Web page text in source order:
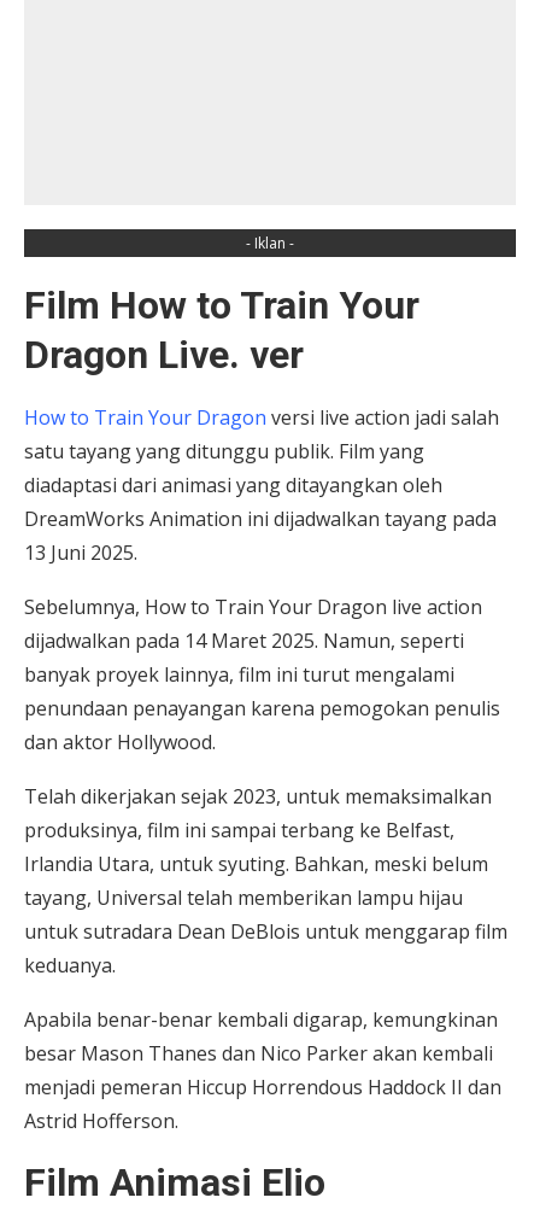
- Iklan -
Film How to Train Your
Dragon Live. ver
How to Train Your Dragon versi live action jadi salah
satu tayang yang ditunggu publik. Film yang
diadaptasi dari animasi yang ditayangkan oleh
DreamWorks Animation ini dijadwalkan tayang pada
13 Juni 2025.
Sebelumnya, How to Train Your Dragon live action
dijadwalkan pada 14 Maret 2025. Namun, seperti
banyak proyek lainnya, film ini turut mengalami
penundaan penayangan karena pemogokan penulis
dan aktor Hollywood.
Telah dikerjakan sejak 2023, untuk memaksimalkan
produksinya, film ini sampai terbang ke Belfast,
Irlandia Utara, untuk syuting. Bahkan, meski belum
tayang, Universal telah memberikan lampu hijau
untuk sutradara Dean DeBlois untuk menggarap film
keduanya.
Apabila benar-benar kembali digarap, kemungkinan
besar Mason Thanes dan Nico Parker akan kembali
menjadi pemeran Hiccup Horrendous Haddock II dan
Astrid Hofferson.
Film Animasi Elio